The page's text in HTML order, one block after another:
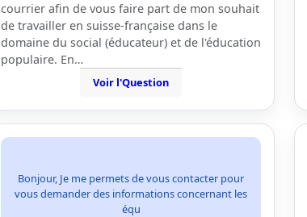
courrier afin de vous faire part de mon souhait
de travailler en suisse-française dans le
domaine du social (éducateur) et de l'éducation
populaire. En…
Voir l'Question
Bonjour, Je me permets de vous contacter pour
vous demander des informations concernant les
équ